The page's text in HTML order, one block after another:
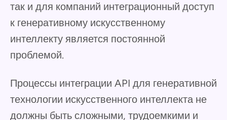
так и для компаний интеграционный доступ
к генеративному искусственному
интеллекту является постоянной
проблемой.
Процессы интеграции API для генеративной
технологии искусственного интеллекта не
должны быть сложными, трудоемкими и